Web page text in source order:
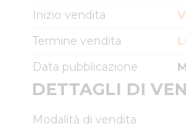
Inizio vendita
Termine vendita
Data pubblicazione
DETTAGLI DI
Modalità di vendita